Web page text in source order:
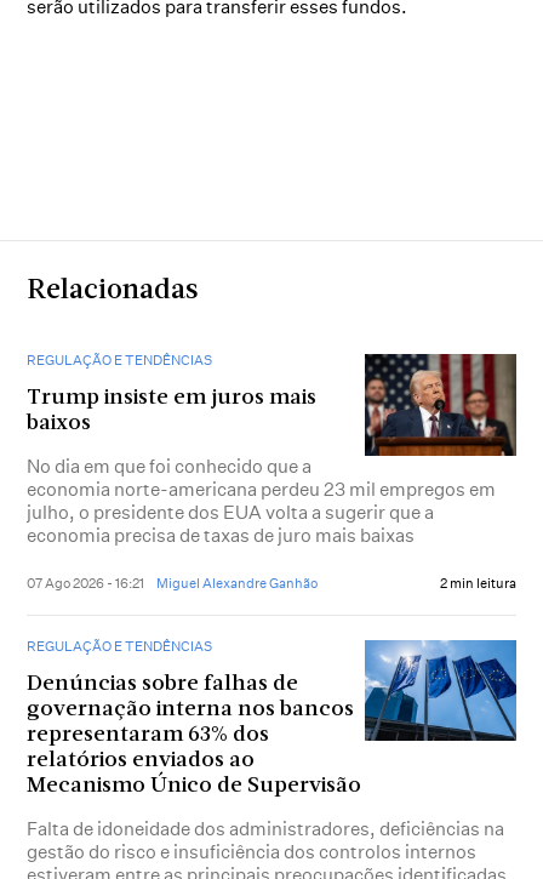
serão utilizados para transferir esses fundos.
Relacionadas
REGULAÇÃO E TENDÊNCIAS
Trump insiste em juros mais
baixos
No dia em que foi conhecido que a
economia norte-americana perdeu 23 mil empregos em
julho, o presidente dos EUA volta a sugerir que a
economia precisa de taxas de juro mais baixas
07 Ago 2026 - 16:21 Miguel Alexandre Ganhão 2 min leitura
REGULAÇÃO E TENDÊNCIAS
Denúncias sobre falhas de
governação interna nos bancos
representaram 63% dos
relatórios enviados ao
Mecanismo Único de Supervisão
Falta de idoneidade dos administradores, deficiências na
gestão do risco e insuficiência dos controlos internos